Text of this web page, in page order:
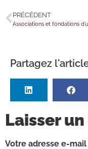
PRÉCÉDENT
Partagez
Laisser
Votre adresse e-